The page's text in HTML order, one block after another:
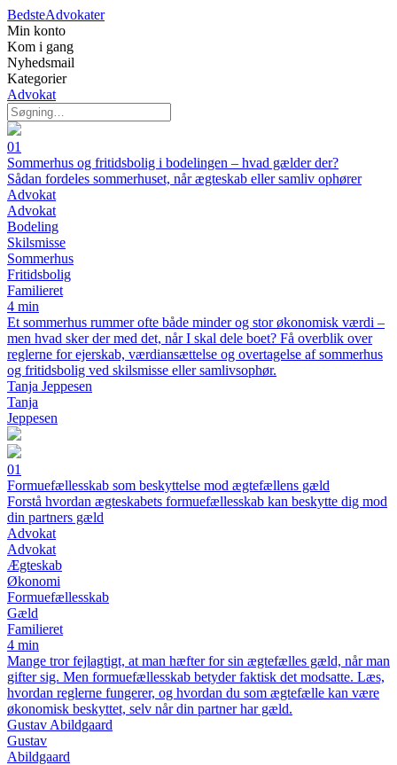
BedsteAdvokater
Min konto
Kom i gang
Nyhedsmail
Kategorier
Advokat
01
Sommerhus og fritidsbolig i bodelingen – hvad gælder der?
Sådan fordeles sommerhuset, når ægteskab eller samliv ophører
Advokat
Advokat
Bodeling
Skilsmisse
Sommerhus
Fritidsbolig
Familieret
4 min
Et sommerhus rummer ofte både minder og stor økonomisk værdi –
men hvad sker der med det, når I skal dele boet? Få overblik over
reglerne for ejerskab, værdiansættelse og overtagelse af sommerhus
og fritidsbolig ved skilsmisse eller samlivsophør.
Tanja Jeppesen
Tanja
Jeppesen
01
Formuefællesskab som beskyttelse mod ægtefællens gæld
Forstå hvordan ægteskabets formuefællesskab kan beskytte dig mod
din partners gæld
Advokat
Advokat
Ægteskab
Økonomi
Formuefællesskab
Gæld
Familieret
4 min
Mange tror fejlagtigt, at man hæfter for sin ægtefælles gæld, når man
gifter sig. Men formuefællesskab betyder faktisk det modsatte. Læs,
hvordan reglerne fungerer, og hvordan du som ægtefælle kan være
økonomisk beskyttet, selv når din partner har gæld.
Gustav Abildgaard
Gustav
Abildgaard